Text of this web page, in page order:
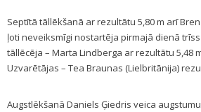
Septītā tāllēkšanā ar rezultātu 5,80 m arī
ļoti neveiksmīgi nostartēja pirmajā dienā
tāllēcēja – Marta Lindberga ar rezultātu 5,48
Uzvarētājas – Tea Braunas (Lielbritānija)
Augstlēkšanā Daniels Ģiedris veica